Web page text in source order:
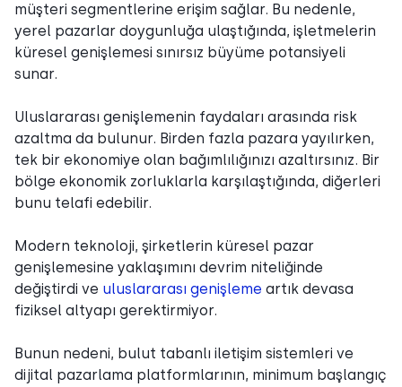
müşteri segmentlerine erişim sağlar. Bu nedenle,
yerel pazarlar doygunluğa ulaştığında, işletmelerin
küresel genişlemesi sınırsız büyüme potansiyeli
sunar.
Uluslararası genişlemenin faydaları arasında risk
azaltma da bulunur. Birden fazla pazara yayılırken,
tek bir ekonomiye olan bağımlılığınızı azaltırsınız. Bir
bölge ekonomik zorluklarla karşılaştığında, diğerleri
bunu telafi edebilir.
Modern teknoloji, şirketlerin küresel pazar
genişlemesine yaklaşımını devrim niteliğinde
değiştirdi ve uluslararası genişleme artık devasa
fiziksel altyapı gerektirmiyor.
Bunun nedeni, bulut tabanlı iletişim sistemleri ve
dijital pazarlama platformlarının, minimum başlangıç